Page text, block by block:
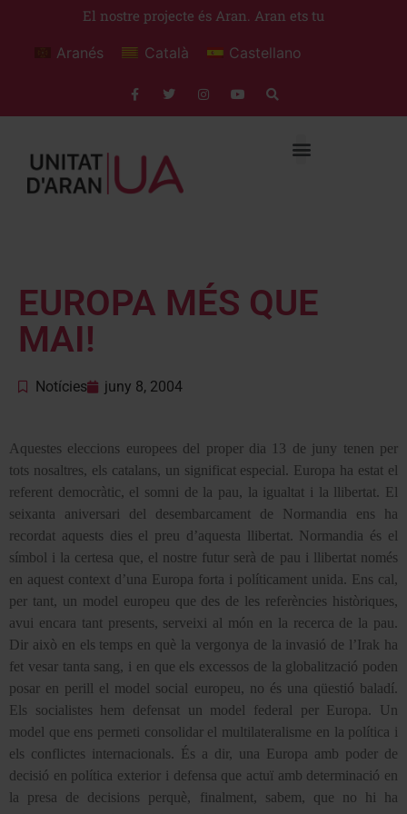
El nostre projecte és Aran. Aran ets tu
Aranés Català Castellano
EUROPA MÉS QUE
MAI!
Notícies juny 8, 2004
Aquestes eleccions europees del proper dia 13 de juny tenen per
tots nosaltres, els catalans, un significat especial. Europa ha estat el
referent democràtic, el somni de la pau, la igualtat i la llibertat. El
seixanta aniversari del desembarcament de Normandia ens ha
recordat aquests dies el preu d’aquesta llibertat. Normandia és el
símbol i la certesa que, el nostre futur serà de pau i llibertat només
en aquest context d’una Europa forta i políticament unida. Ens cal,
per tant, un model europeu que des de les referències històriques,
avui encara tant presents, serveixi al món en la recerca de la pau.
Dir això en els temps en què la vergonya de la invasió de l’Irak ha
fet vesar tanta sang, i en que els excessos de la globalització poden
posar en perill el model social europeu, no és una qüestió baladí.
Els socialistes hem defensat un model federal per Europa. Un
model que ens permeti consolidar el multilateralisme en la política i
els conflictes internacionals. És a dir, una Europa amb poder de
decisió en política exterior i defensa que actuï amb determinació en
la presa de decisions perquè, finalment, sabem, que no hi ha